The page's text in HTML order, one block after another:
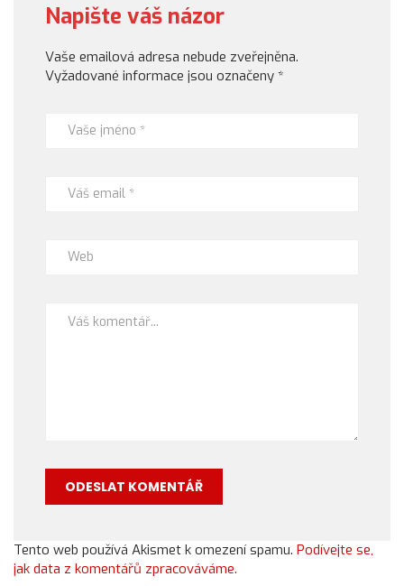
Napište váš názor
Vaše emailová adresa nebude zveřejněna.
Vyžadované informace jsou označeny *
Tento web používá Akismet k omezení spamu. Podívejte se,
jak data z komentářů zpracováváme.